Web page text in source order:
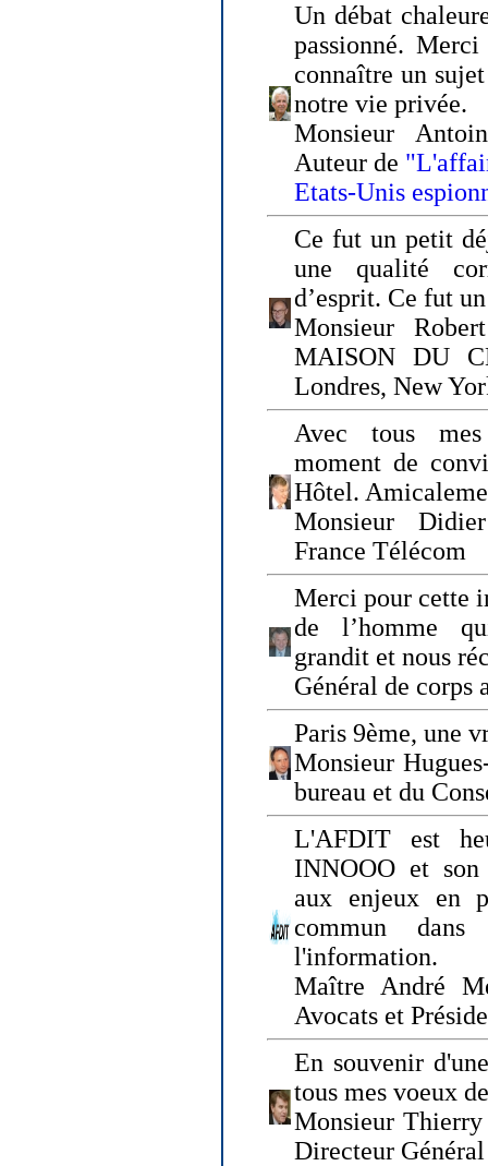
Un débat
passionné.
connaître un
notre vie privée.
Monsieur
Auteur de
Etats-Unis
Ce fut un petit
une qualité
d’esprit. Ce fut
Monsieur
MAISON DU
Londres, New
Avec tous
moment de
Hôtel.
Monsieur
France Télécom
Merci pour cette
de l’homme
grandit et nous
Général de corps
Paris 9ème, une
Monsieur
bureau et du
L'AFDIT est
INNOOO et
aux enjeux en
commun
l'information.
Maître André
Avocats et
En souvenir
tous mes voeux
Monsieur
Directeur